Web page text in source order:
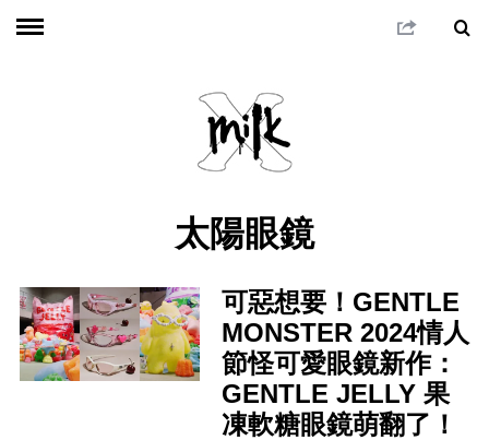
太陽眼鏡
可惡想要！GENTLE
MONSTER 2024情人
節怪可愛眼鏡新作：
GENTLE JELLY 果
凍軟糖眼鏡萌翻了！